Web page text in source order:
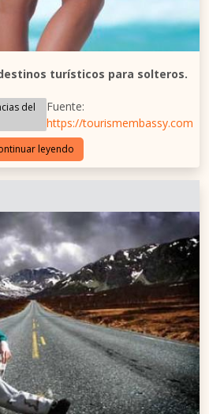
turísticos para solteros.
del
Fuente:
https://tourismembassy.com
leyendo